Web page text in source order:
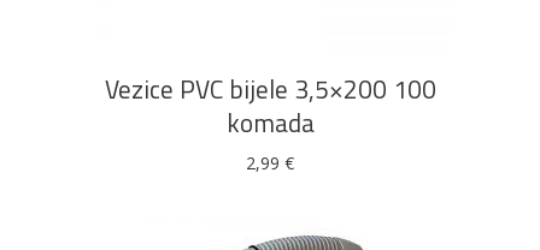
Vezice PVC bijele 3,5×200 100
komada
2,99 €